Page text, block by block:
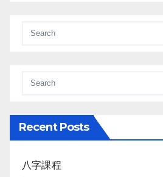
Recent Posts
八字課程